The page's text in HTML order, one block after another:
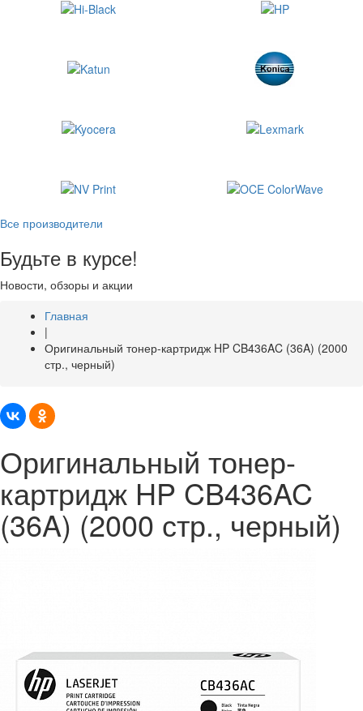
Все производители
Будьте в курсе!
Новости, обзоры и акции
Главная
|
Оригинальный тонер-картридж HP CB436AC (36A) (2000
стр., черный)
Оригинальный тонер-
картридж HP CB436AC
(36A) (2000 стр., черный)